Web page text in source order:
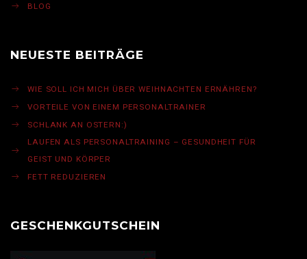
BLOG
NEUESTE BEITRÄGE
WIE SOLL ICH MICH ÜBER WEIHNACHTEN ERNÄHREN?
VORTEILE VON EINEM PERSONALTRAINER
SCHLANK AN OSTERN:)
LAUFEN ALS PERSONALTRAINING – GESUNDHEIT FÜR
GEIST UND KÖRPER
FETT REDUZIEREN
GESCHENKGUTSCHEIN